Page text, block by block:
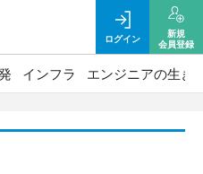
ログイン
新規
会員登録
インフラ エンジニアの生き